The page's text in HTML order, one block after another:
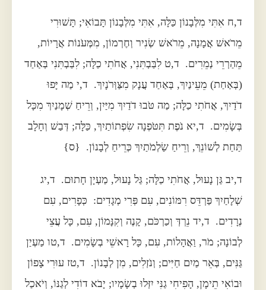
ד,ח אִתִּי מִלְּבָנוֹן כַּלָּה, אִתִּי מִלְּבָנוֹן תָּבוֹאִי; תָּשׁוּרִי
מֵרֹאשׁ אֲמָנָה, מֵרֹאשׁ שְׂנִיר וְחֶרְמוֹן, מִמְּעֹנוֹת אֲרָיוֹת,
מֵהַרְרֵי נְמֵרִים. ד,ט לִבַּבְתִּנִי, אֲחֹתִי כַלָּה; לִבַּבְתִּנִי בְּאַחַד
(בְּאַחַת) מֵעֵינַיִךְ, בְּאַחַד עֲנָק מִצַּוְּרֹנָיִךְ. ד,י מַה יָּפוּ
דֹדַיִךְ, אֲחֹתִי כַלָּה; מַה טֹּבוּ דֹדַיִךְ מִיַּיִן, וְרֵיחַ שְׁמָנַיִךְ מִכָּל
בְּשָׂמִים. ד,יא נֹפֶת תִּטֹּפְנָה שִׂפְתוֹתַיִךְ, כַּלָּה; דְּבַשׁ וְחָלָב
תַּחַת לְשׁוֹנֵךְ, וְרֵיחַ שַׂלְמֹתַיִךְ כְּרֵיחַ לְבָנוֹן. {ס}
ד,יב גַּן נָעוּל, אֲחֹתִי כַלָּה; גַּל נָעוּל, מַעְיָן חָתוּם. ד,יג
שְׁלָחַיִךְ פַּרְדֵּס רִמּוֹנִים, עִם פְּרִי מְגָדִים: כְּפָרִים, עִם
נְרָדִים. ד,יד נֵרְדְּ וְכַרְכֹּם, קָנֶה וְקִנָּמוֹן, עִם, כָּל עֲצֵי
לְבוֹנָה; מֹר, וַאֲהָלוֹת, עִם, כָּל רָאשֵׁי בְשָׂמִים. ד,טו מַעְיַן
גַּנִּים, בְּאֵר מַיִם חַיִּים; וְנֹזְלִים, מִן לְבָנוֹן. ד,טז עוּרִי צָפוֹן
וּבוֹאִי תֵימָן, הָפִיחִי גַנִּי יִזְּלוּ בְשָׂמָיו; יָבֹא דוֹדִי לְגַנּוֹ, וְיֹאכַל